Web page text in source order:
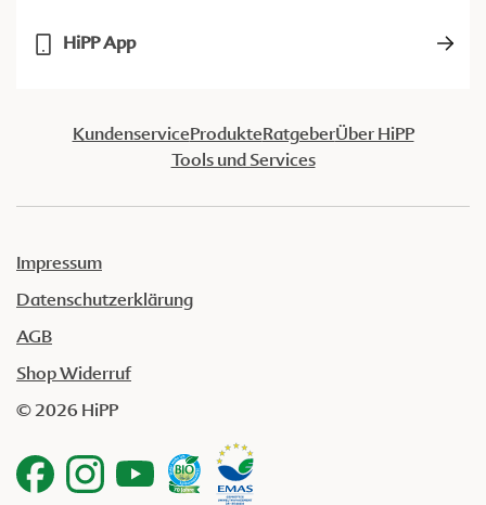
HiPP App
KundenserviceProdukteRatgeberÜber HiPP
Tools und Services
Impressum
Datenschutzerklärung
AGB
Shop Widerruf
© 2026 HiPP